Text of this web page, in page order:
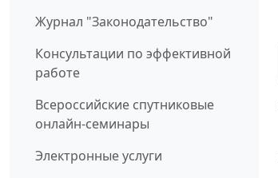
Журнал "Законодательство"
Консультации по эффективной
работе
Всероссийские спутниковые
онлайн-семинары
Электронные услуги